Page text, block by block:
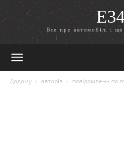
Все про автомобілі і
Додому авторів повідомлень по